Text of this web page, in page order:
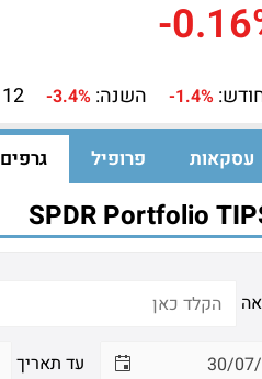
-
-1.4% השנה: -3.4% 12 חודשים:
עסקאות פרופיל גרפים
עד תאריך